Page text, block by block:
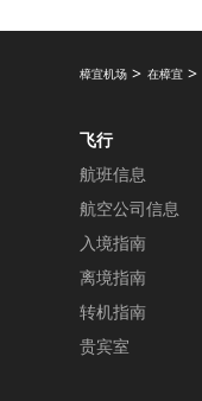
樟宜机场 在樟宜
飞行
航班信息
航空公司信息
入境指南
离境指南
转机指南
贵宾室